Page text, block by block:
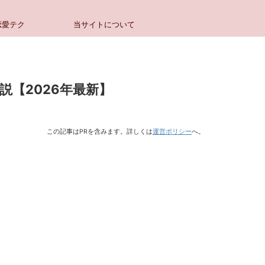
テク 当サイトについて
【2026年最新】
この記事はPRを含みます。詳しくは運営ポリシーへ。